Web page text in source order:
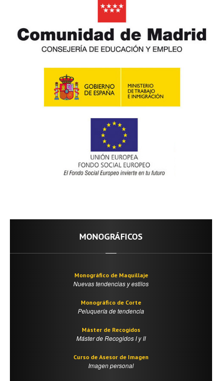
MONOGRÁFICOS
Monográfico de Maquillaje
Nuevas tendencias y estilos
Monográfico de Corte
Peluquería de tendencia
Máster de Recogidos
Máster de Recogidos I y II
Curso de Asesor de Imagen
Imagen personal